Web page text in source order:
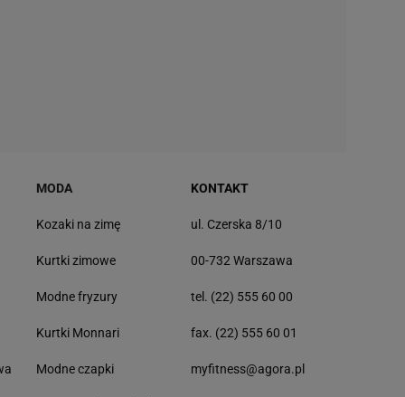
MODA
Kozaki na zimę
Kurtki zimowe
Modne fryzury
Kurtki Monnari
Modne czapki
KONTAKT
ul. Czerska 8/10
00-732 Warszawa
tel. (22) 555 60 00
fax. (22) 555 60 01
myfitness@agora.pl